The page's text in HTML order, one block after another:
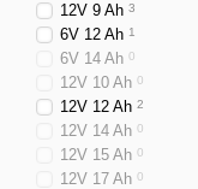
12V 9 Ah 3
6V 12 Ah 1
6V 14 Ah 0
12V 10 Ah 0
12V 12 Ah 2
12V 14 Ah 0
12V 15 Ah 0
12V 17 Ah 0